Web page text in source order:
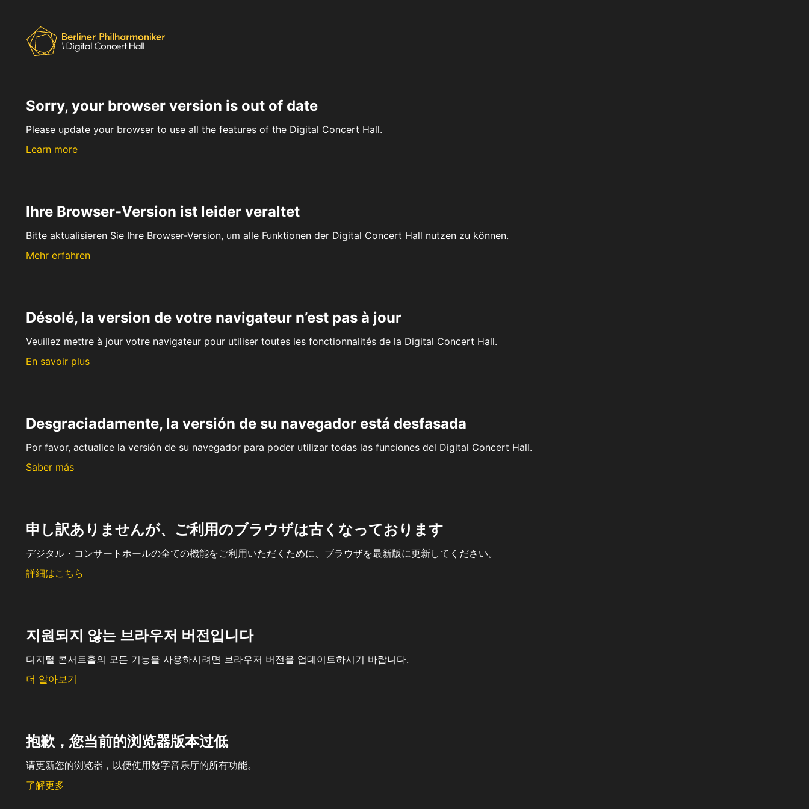
Sorry, your browser version is out of date
Please update your browser to use all the features of the Digital Concert Hall.
Learn more
Ihre Browser-Version ist leider veraltet
Bitte aktualisieren Sie Ihre Browser-Version, um alle Funktionen der Digital Concert Hall nutzen zu können.
Mehr erfahren
Désolé, la version de votre navigateur n’est pas à jour
Veuillez mettre à jour votre navigateur pour utiliser toutes les fonctionnalités de la Digital Concert Hall.
En savoir plus
Desgraciadamente, la versión de su navegador está desfasada
Por favor, actualice la versión de su navegador para poder utilizar todas las funciones del Digital Concert Hall.
Saber más
申し訳ありませんが、ご利用のブラウザは古くなっております
デジタル・コンサートホールの全ての機能をご利用いただくために、ブラウザを最新版に更新してください。
詳細はこちら
지원되지 않는 브라우저 버전입니다
디지털 콘서트홀의 모든 기능을 사용하시려면 브라우저 버전을 업데이트하시기 바랍니다.
더 알아보기
抱歉，您当前的浏览器版本过低
请更新您的浏览器，以便使用数字音乐厅的所有功能。
了解更多